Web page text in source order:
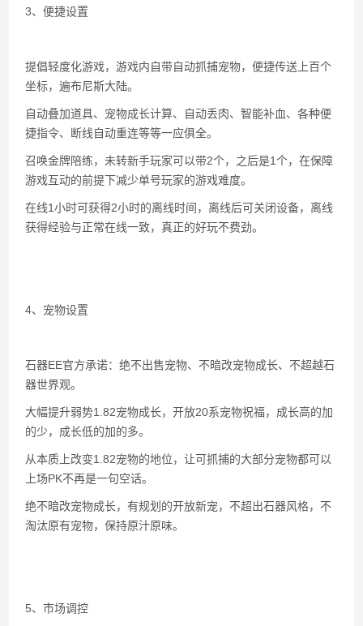
3、便捷设置
提倡轻度化游戏，游戏内自带自动抓捕宠物，便捷传送上百个
坐标，遍布尼斯大陆。
自动叠加道具、宠物成长计算、自动丢肉、智能补血、各种便
捷指令、断线自动重连等等一应俱全。
召唤金牌陪练，未转新手玩家可以带2个，之后是1个，在保障
游戏互动的前提下减少单号玩家的游戏难度。
在线1小时可获得2小时的离线时间，离线后可关闭设备，离线
获得经验与正常在线一致，真正的好玩不费劲。
4、宠物设置
石器EE官方承诺：绝不出售宠物、不暗改宠物成长、不超越石
器世界观。
大幅提升弱势1.82宠物成长，开放20系宠物祝福，成长高的加
的少，成长低的加的多。
从本质上改变1.82宠物的地位，让可抓捕的大部分宠物都可以
上场PK不再是一句空话。
绝不暗改宠物成长，有规划的开放新宠，不超出石器风格，不
淘汰原有宠物，保持原汁原味。
5、市场调控